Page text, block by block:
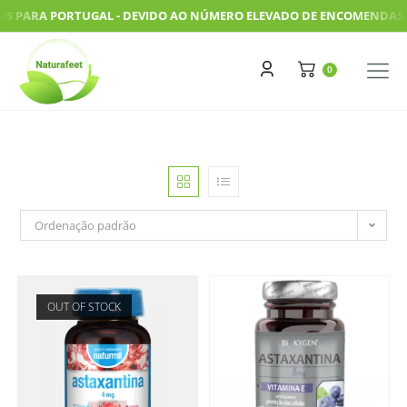
PORTUGAL - DEVIDO AO NÚMERO ELEVADO DE ENCOMENDAS,
Ordenação padrão
OUT OF STOCK